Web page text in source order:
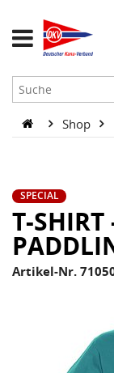
Shop
SPECIAL
T-SHIRT
Artikel-Nr.